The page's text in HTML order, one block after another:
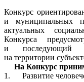
Конкурс
и муниципальных
актуальных
Конкурса
и последующий
на территории
На Конкурс
1. Развитие